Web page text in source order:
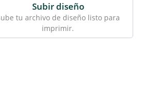
Subir diseño
tu archivo de diseño listo para
imprimir.